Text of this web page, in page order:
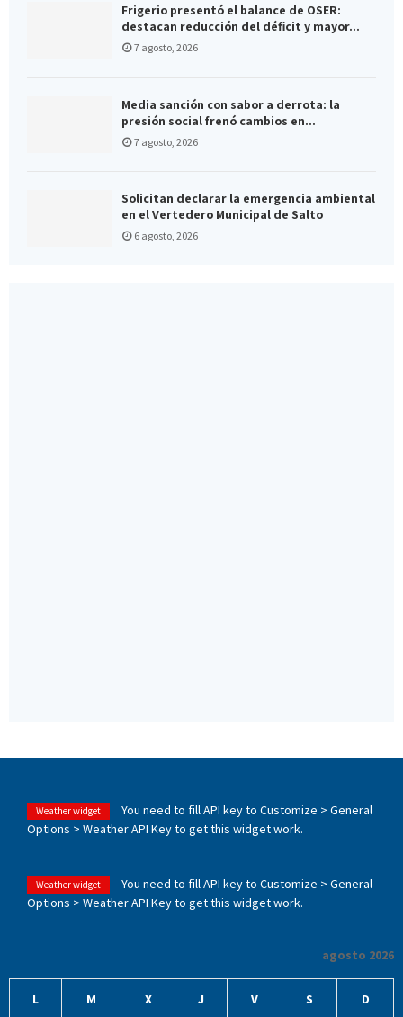
Frigerio presentó el balance de OSER:
destacan reducción del déficit y mayor...
7 agosto, 2026
Media sanción con sabor a derrota: la
presión social frenó cambios en...
7 agosto, 2026
Solicitan declarar la emergencia ambiental
en el Vertedero Municipal de Salto
6 agosto, 2026
Weather widget
You need to fill API key to Customize > General
Options > Weather API Key to get this widget work.
Weather widget
You need to fill API key to Customize > General
Options > Weather API Key to get this widget work.
agosto 2026
L M X J V S D